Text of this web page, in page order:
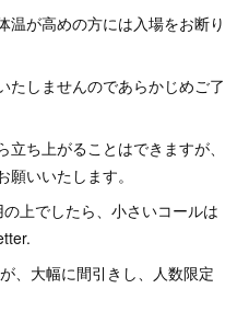
が高めの方には入場をお断り
しませんのであらかじめご了
ち上がることはできますが、
いいたします。
上でしたら、小さいコールは
、大幅に間引きし、人数限定